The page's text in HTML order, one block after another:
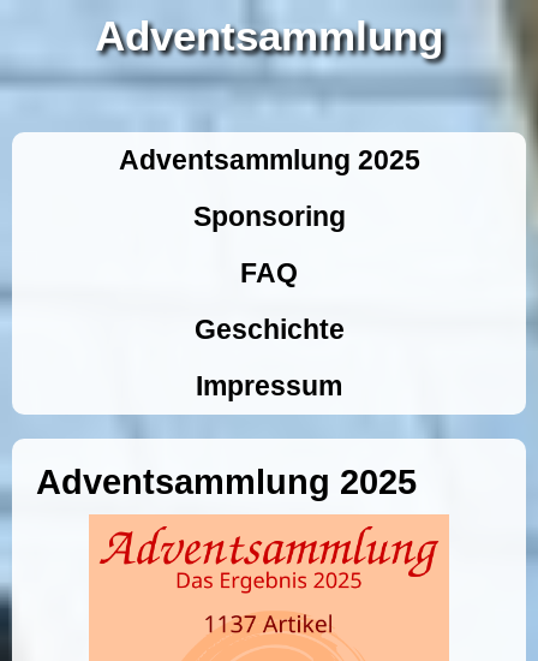
Adventsammlung
Adventsammlung 2025
Sponsoring
FAQ
Geschichte
Impressum
Adventsammlung 2025